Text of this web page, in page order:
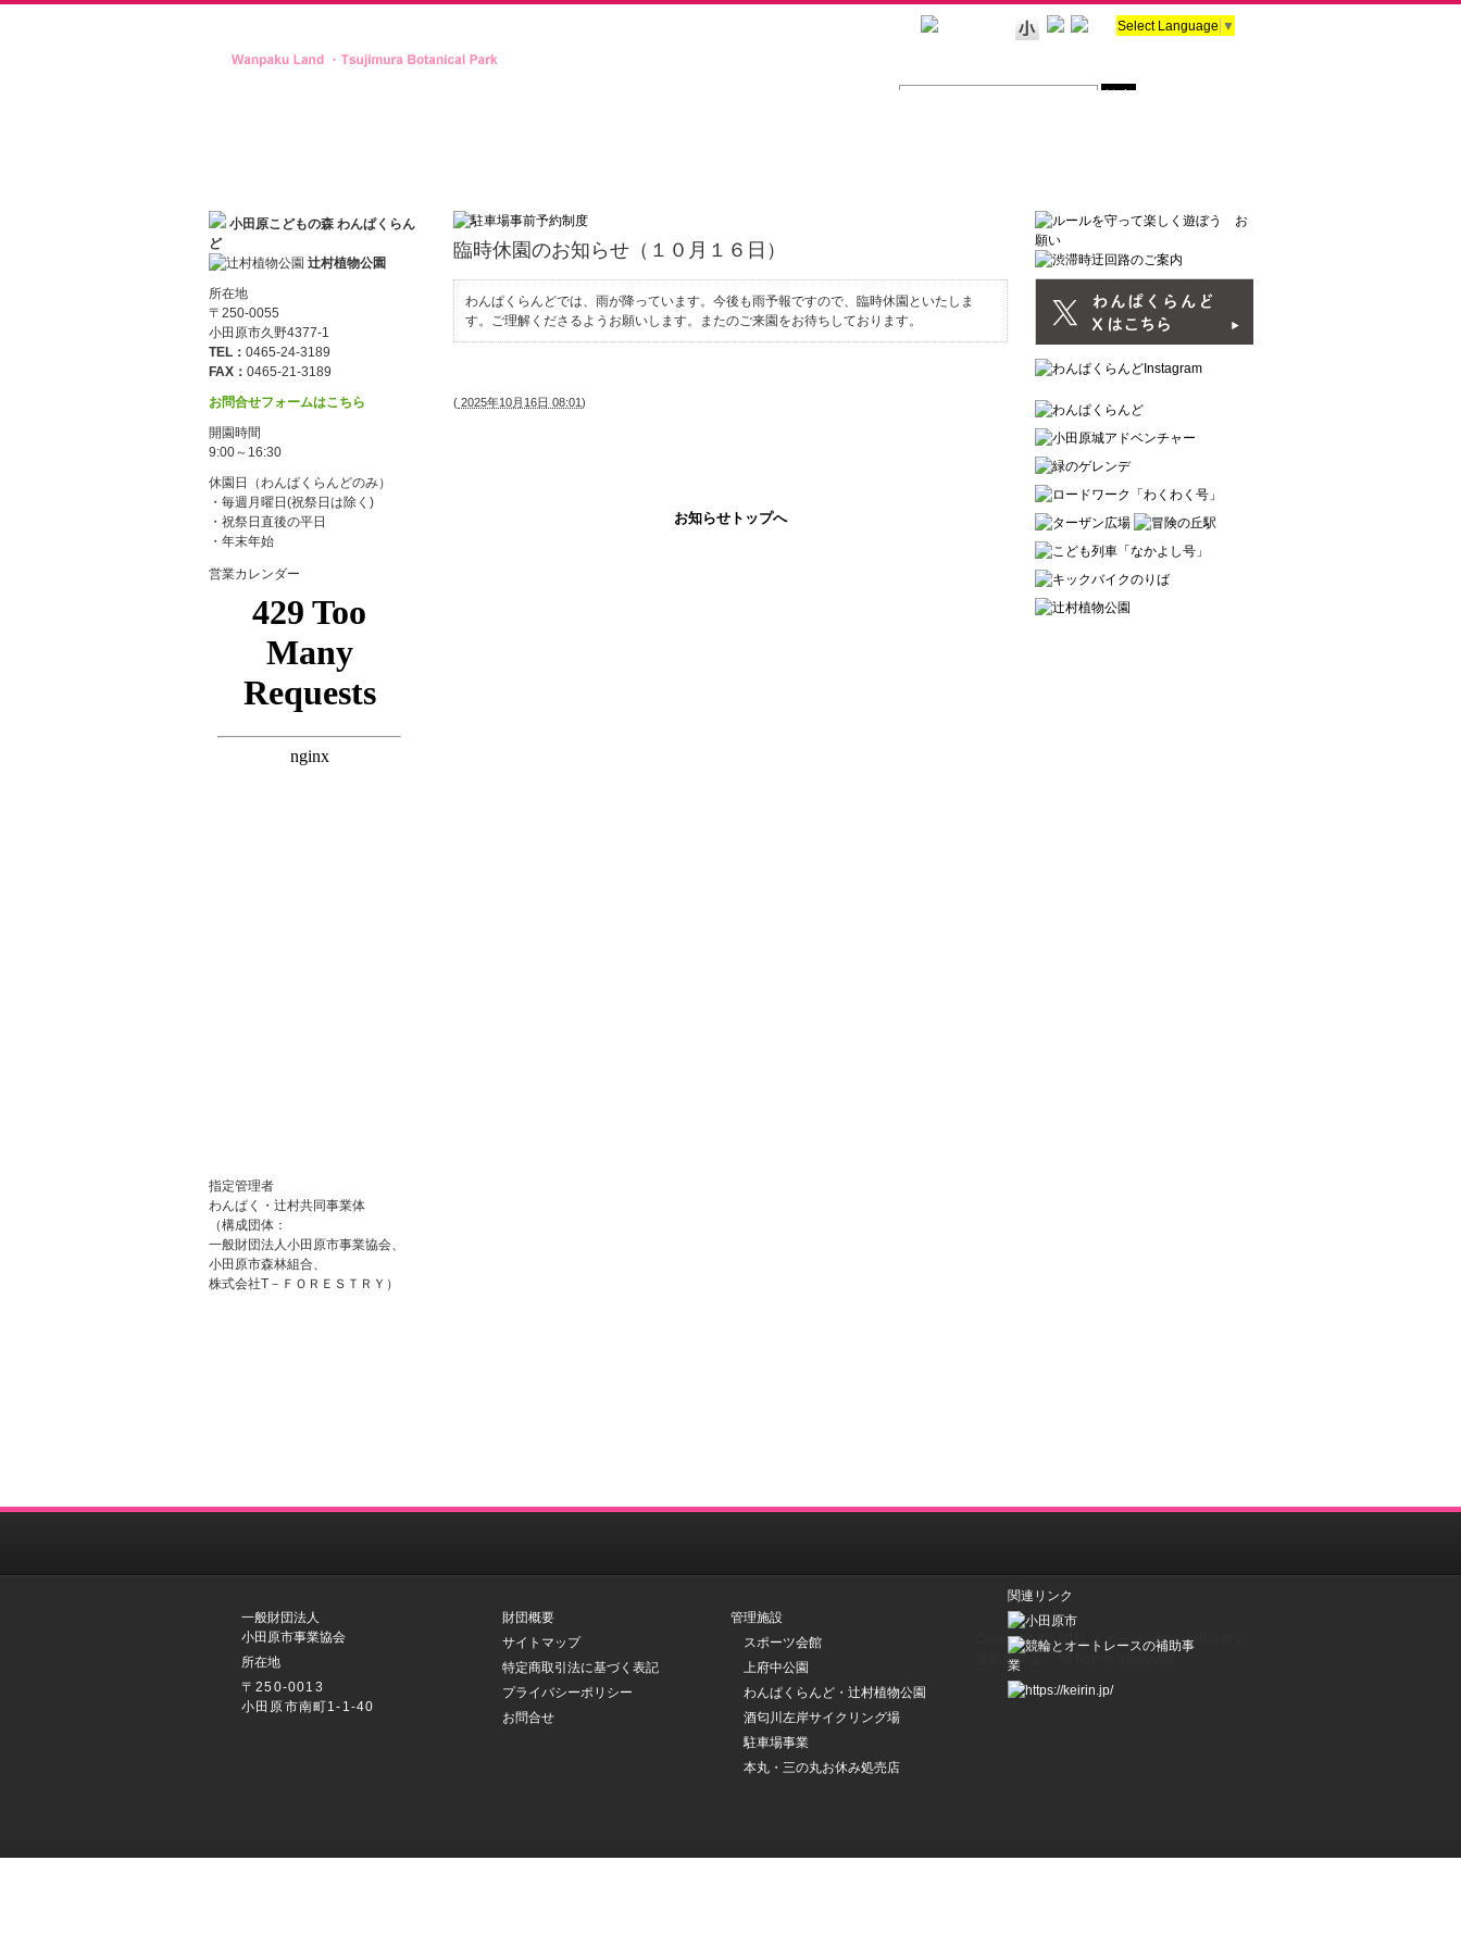
Select Language ▼
小田原こどもの森 わんぱくらん
ど
辻村植物公園
所在地
〒250-0055
小田原市久野4377-1
TEL： 0465-24-3189
FAX： 0465-21-3189
お問合せフォームはこちら
開園時間
9:00～16:30
休園日（わんぱくらんどのみ）
・毎週月曜日(祝祭日は除く)
・祝祭日直後の平日
・年末年始
営業カレンダー
指定管理者
わんぱく・辻村共同事業体
（構成団体：
一般財団法人小田原市事業協会、
小田原市森林組合、
株式会社T－ＦＯＲＥＳＴＲＹ）
臨時休園のお知らせ（１０月１６日）
わんぱくらんどでは、雨が降っています。今後も雨予報ですので、臨時休園といたしま
す。ご理解くださるようお願いします。またのご来園をお待ちしております。
( 2025年10月16日 08:01)
お知らせトップへ
一般財団法人
小田原市事業協会
所在地
〒250-0013
小田原市南町1-1-40
財団概要
サイトマップ
特定商取引法に基づく表記
プライバシーポリシー
お問合せ
管理施設
スポーツ会館
上府中公園
わんぱくらんど・辻村植物公園
酒匂川左岸サイクリング場
駐車場事業
本丸・三の丸お休み処売店
関連リンク
Copyright (C) 2011 スポーツ会館：小田原市公
益事業協会） All Rights Reserved.